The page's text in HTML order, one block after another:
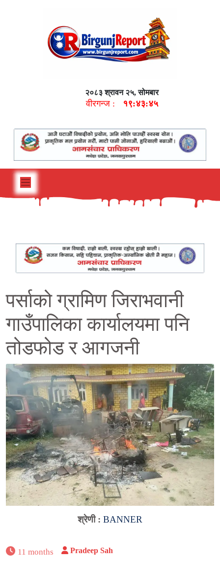
२०८३ श्रावन २५, सोमबार
वीरगन्ज : १९:४३:४६
पर्साको ग्रामिण जिराभवानी
गाउँपालिका कार्यालयमा पनि
तोडफोड र आगजनी
श्रेणी : BANNER
11 months Pradeep Sah